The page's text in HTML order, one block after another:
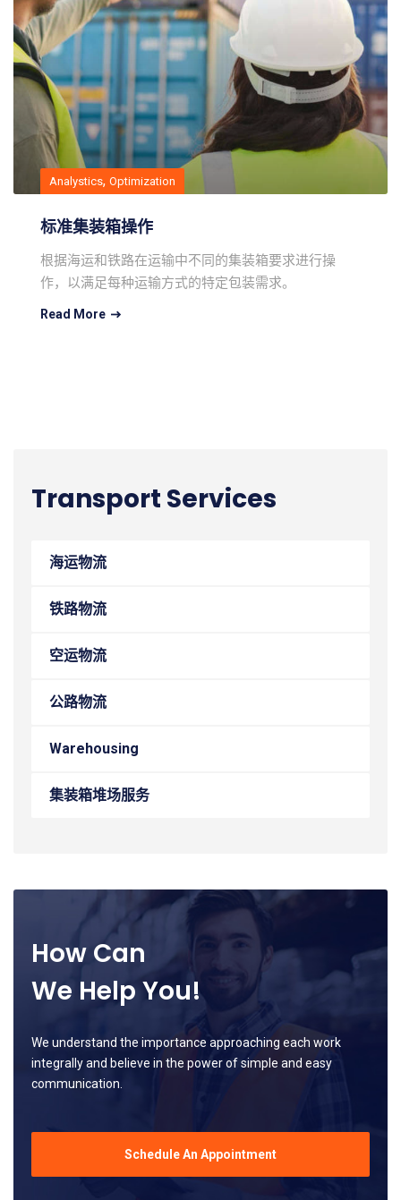
Analystics, Optimization
标准集装箱操作
根据海运和铁路在运输中不同的集装箱要求进行操
作，以满足每种运输方式的特定包装需求。
Read More
Transport Services
海运物流
铁路物流
空运物流
公路物流
Warehousing
集装箱堆场服务
How Can
We Help You!
We understand the importance approaching each work
integrally and believe in the power of simple and easy
communication.
Schedule An Appointment